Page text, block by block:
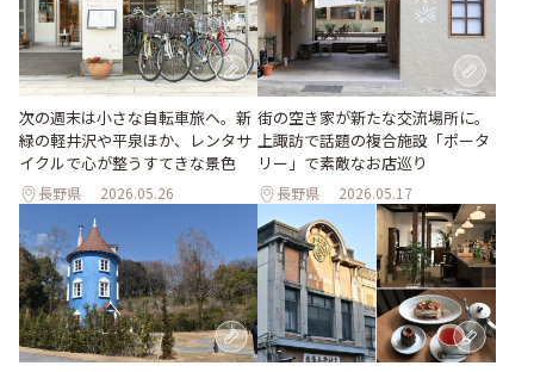
次の週末は小さな自転車旅へ。新
緑の軽井沢や平泉ほか、レンタサ
イクルで心が整うすてきな景色
長野県 2026.05.26
街の空き家が新たな交流場所に。
上諏訪で話題の複合施設「ポータ
リー」で素敵なお店巡り
長野県 2026.05.17